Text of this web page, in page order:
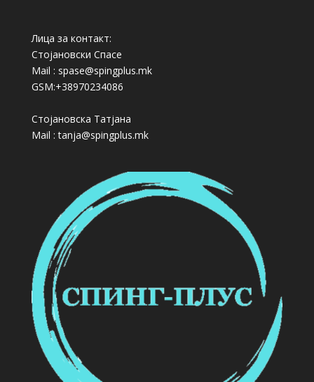
Лица за контакт:
Стојановски Спасе
Mail : spase@spingplus.mk
GSM:+38970234086
Стојановска Татјана
Mail : tanja@spingplus.mk